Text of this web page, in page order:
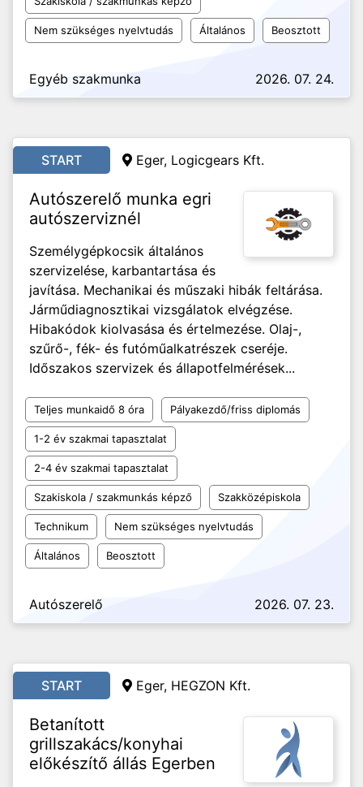
Nem szükséges nyelvtudás Általános Beosztott
Egyéb szakmunka 2026. 07. 24.
START Eger, Logicgears Kft.
Autószerelő munka egri
autószerviznél
Személygépkocsik általános
szervizelése, karbantartása és
javítása. Mechanikai és műszaki hibák feltárása.
Járműdiagnosztikai vizsgálatok elvégzése.
Hibakódok kiolvasása és értelmezése. Olaj-,
szűrő-, fék- és futóműalkatrészek cseréje.
Időszakos szervizek és állapotfelmérések...
Teljes munkaidő 8 óra Pályakezdő/friss diplomás
1-2 év szakmai tapasztalat
2-4 év szakmai tapasztalat
Szakiskola / szakmunkás képző Szakközépiskola
Technikum Nem szükséges nyelvtudás
Általános Beosztott
Autószerelő 2026. 07. 23.
START Eger, HEGZON Kft.
Betanított
grillszakács/konyhai
előkészítő állás Egerben